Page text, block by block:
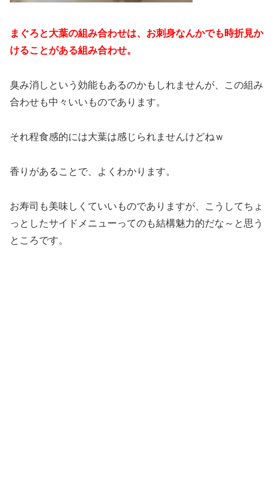
まぐろと大葉の組み合わせは、お刺身なんかでも時折見か
けることがある組み合わせ。
臭み消しという効能もあるのかもしれませんが、この組み
合わせも中々いいものであります。
それ程食感的には大葉は感じられませんけどねｗ
香りがあることで、よくわかります。
お寿司も美味しくていいものでありますが、こうしてちょ
っとしたサイドメニューってのも結構魅力的だな～と思う
ところです。